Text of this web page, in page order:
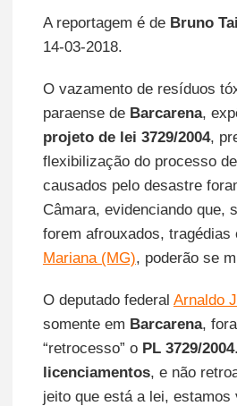
A reportagem é de Bruno
14-03-2018.
O vazamento de resíduos
paraense de Barcarena,
projeto de lei 3729/2004,
flexibilização do processo de
causados pelo desastre
Câmara, evidenciando que,
forem afrouxados, tragédias
Mariana (MG), poderão se
O deputado federal Arnaldo
somente em Barcarena,
“retrocesso” o PL 3729/2004
licenciamentos, e não
jeito que está a lei,